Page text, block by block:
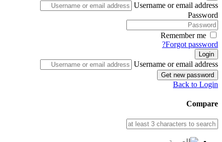
Username or email address
Password
Remember me
Forgot password?
Login
Username or email address
Get new password
Back to Login
Compare